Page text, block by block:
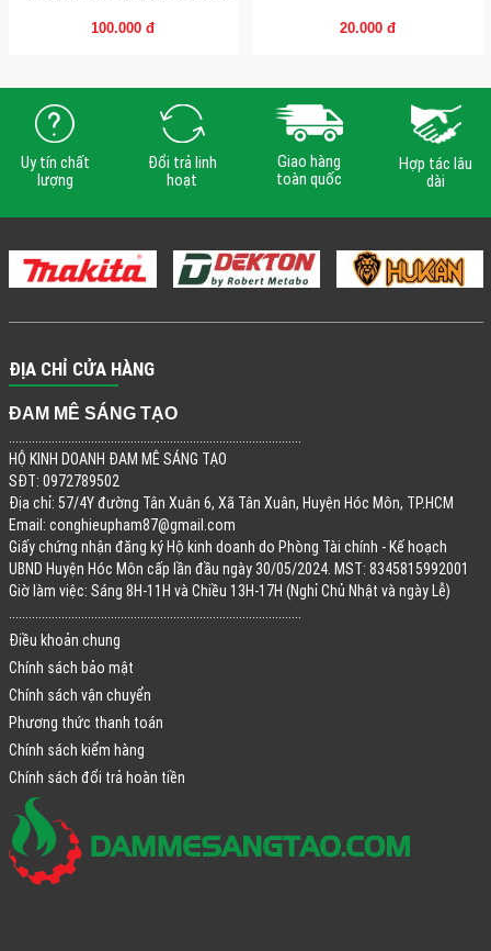
100.000 đ 20.000 đ
Uy tín chất
lượng
Đổi trả linh
hoạt
Giao hàng
toàn quốc
Hợp tác lâu
dài
ĐỊA CHỈ CỬA HÀNG
ĐAM MÊ SÁNG TẠO
HỘ KINH DOANH ĐAM MÊ SÁNG TẠO
SĐT: 0972789502
Địa chỉ: 57/4Y đường Tân Xuân 6, Xã Tân Xuân, Huyện Hóc Môn, TP.HCM
Email: conghieupham87@gmail.com
Giấy chứng nhận đăng ký Hộ kinh doanh do Phòng Tài chính - Kế hoạch
UBND Huyện Hóc Môn cấp lần đầu ngày 30/05/2024. MST: 8345815992001
Giờ làm việc: Sáng 8H-11H và Chiều 13H-17H (Nghỉ Chủ Nhật và ngày Lễ)
Điều khoản chung
Chính sách bảo mật
Chính sách vận chuyển
Phương thức thanh toán
Chính sách kiểm hàng
Chính sách đổi trả hoàn tiền